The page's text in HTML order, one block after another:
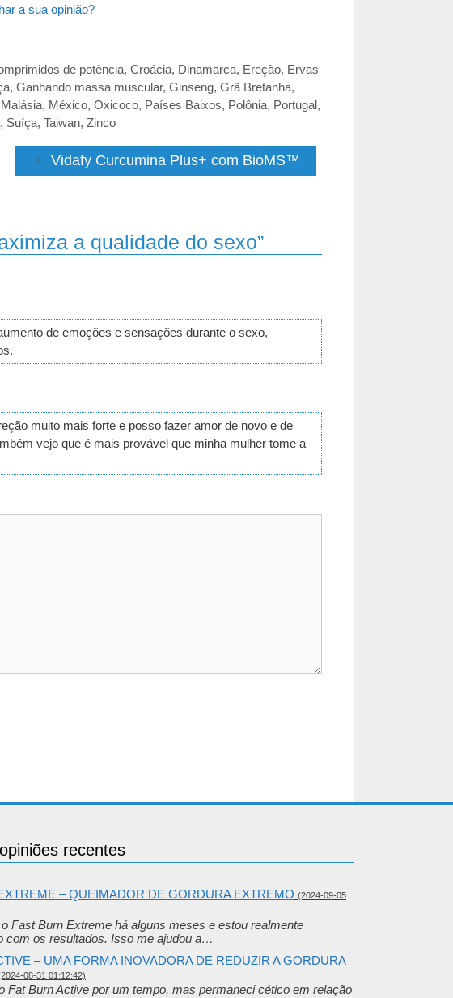
a sua opinião?
de potência, Croácia, Dinamarca, Ereção, Ervas
, Ganhando massa muscular, Ginseng, Grã Bretanha,
Malásia, México, Oxicoco, Países Baixos, Polônia, Portugal,
, Suíça, Taiwan, Zinco
Vidafy Curcumina Plus+ com BioMS™
a qualidade do sexo”
de emoções e sensações durante o sexo,
muito mais forte e posso fazer amor de novo e de
vejo que é mais provável que minha mulher tome a
recentes
– QUEIMADOR DE GORDURA EXTREMO (2024-09-05
Fast Burn Extreme há alguns meses e estou realmente
com os resultados. Isso me ajudou a…
– UMA FORMA INOVADORA DE REDUZIR A GORDURA
08-31 01:12:42)
Fat Burn Active por um tempo, mas permaneci cético em relação